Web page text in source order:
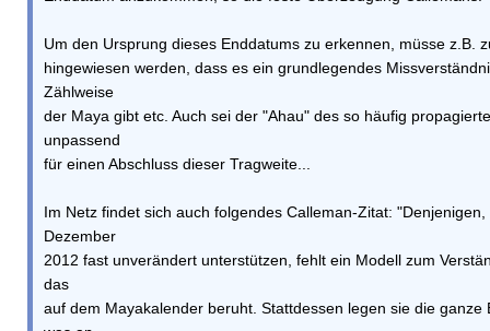
Um den Ursprung dieses Enddatums zu erkennen, müsse z.B.
hingewiesen werden, dass es ein grundlegendes
Zählweise
der Maya gibt etc. Auch sei der "Ahau" des so häufig
unpassend
für einen Abschluss dieser Tragweite...
Im Netz findet sich auch folgendes Calleman-Zitat:
Dezember
2012 fast unverändert unterstützen, fehlt ein Modell zum
das
auf dem Mayakalender beruht. Stattdessen legen sie die ganze